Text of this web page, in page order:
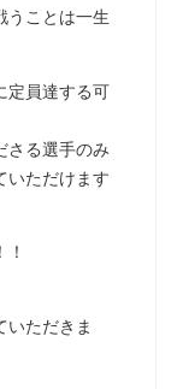
うことは一生
定員達する可
さる選手のみ
いただけます
いただきま